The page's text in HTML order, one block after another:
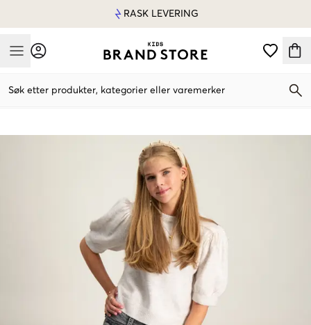
RASK LEVERING
Mobile Menu
Søk etter produkter, kategorier eller varemerker